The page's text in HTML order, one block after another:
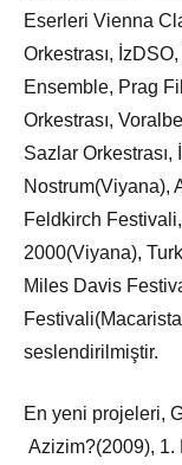
Eserleri Vienna
Orkestrası,
Ensemble, Prag
Orkestrası,
Sazlar Orkestrası,
Nostrum(Viyana),
Feldkirch
2000(Viyana),
Miles Davis
seslendirilmiştir.
En yeni projeleri,
Azizim?(2009), 1.